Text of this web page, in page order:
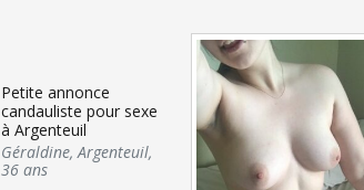
Petite annonce
candauliste pour sexe
à Argenteuil
Géraldine,Argenteuil,
36 ans